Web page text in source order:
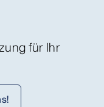
für Ihr